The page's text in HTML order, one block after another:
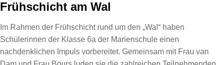
Frühschicht am Wal
Im Rahmen der Frühschicht rund um den „Wal“ haben
Schülerinnen der Klasse 6a der Marienschule einen
nachdenklichen Impuls vorbereitet. Gemeinsam mit Frau van